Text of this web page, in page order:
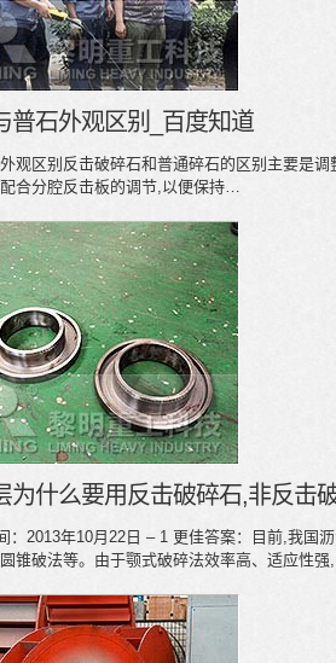
普石外观区别_百度知道
观区别反击破碎石和普通碎石的区别主要是
合分腔反击板的调节,以便保持…
为什么要用反击破碎石,非反击
：2013年10月22日 – 1 更佳答案：目前,我国
锥破法等。由于颚式破碎法效率高、适应性